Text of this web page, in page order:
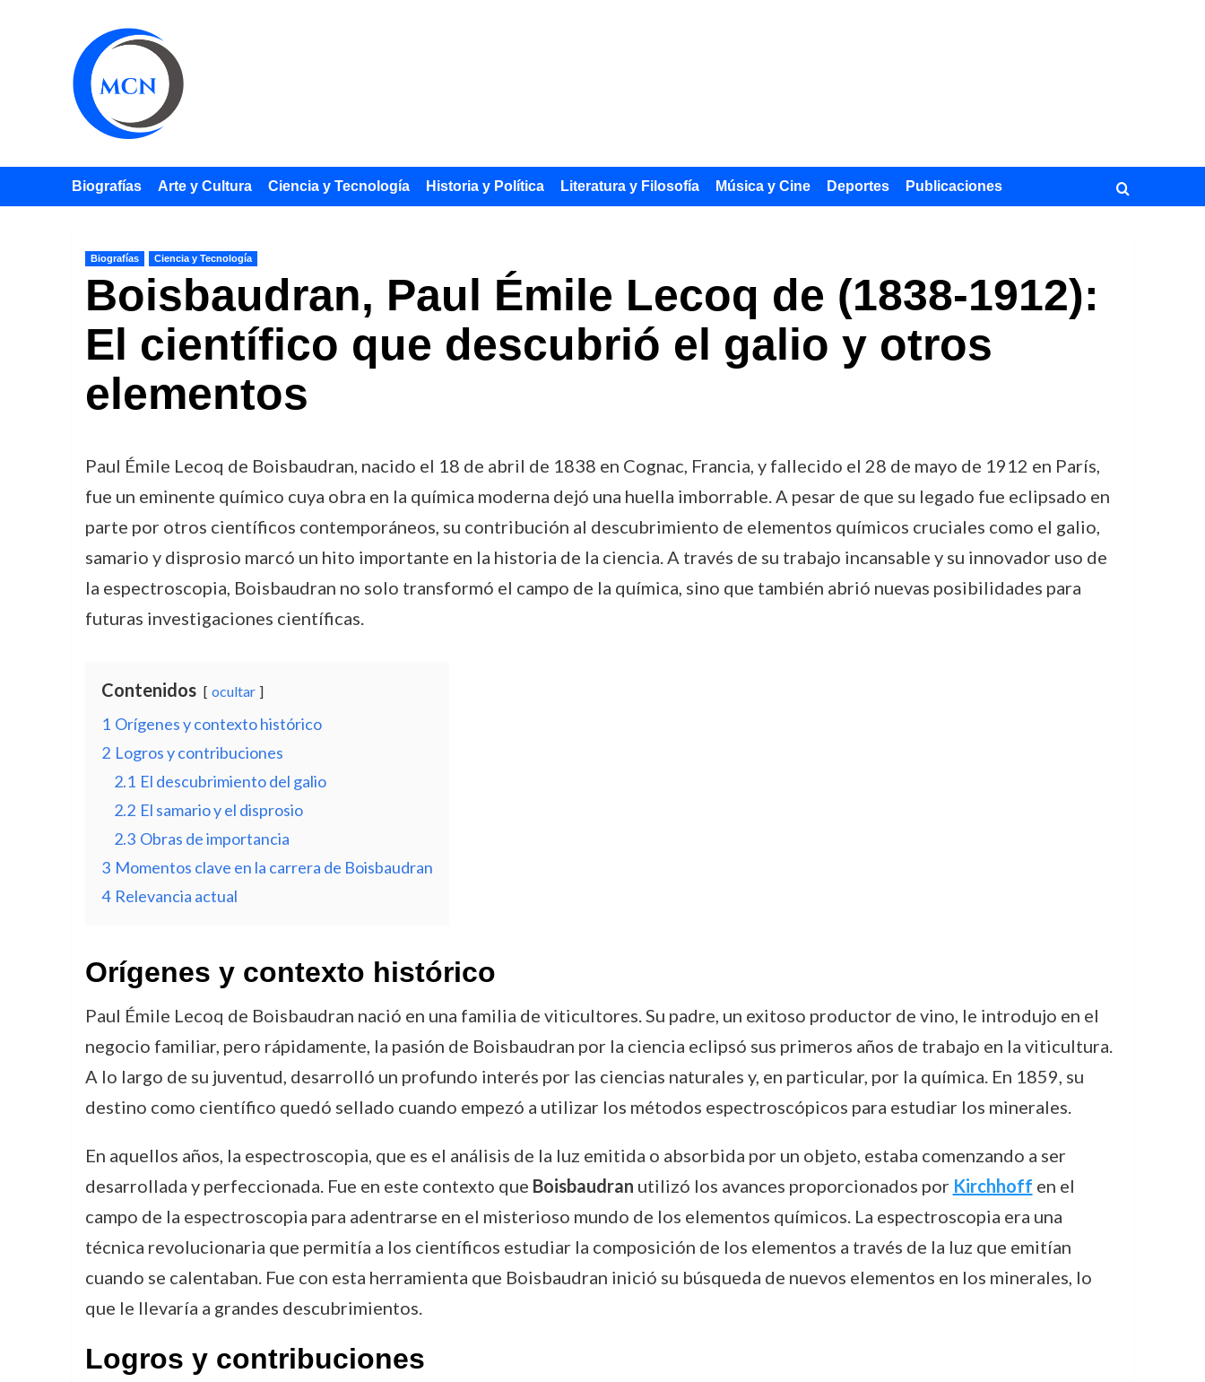
Biografías Arte y Cultura Ciencia y Tecnología Historia y Política Literatura y Filosofía Música y Cine Deportes Publicaciones
Biografías Ciencia y Tecnología
Boisbaudran, Paul Émile Lecoq de (1838-1912):
El científico que descubrió el galio y otros
elementos
Paul Émile Lecoq de Boisbaudran, nacido el 18 de abril de 1838 en Cognac, Francia, y fallecido el 28 de mayo de 1912 en París,
fue un eminente químico cuya obra en la química moderna dejó una huella imborrable. A pesar de que su legado fue eclipsado en
parte por otros científicos contemporáneos, su contribución al descubrimiento de elementos químicos cruciales como el galio,
samario y disprosio marcó un hito importante en la historia de la ciencia. A través de su trabajo incansable y su innovador uso de
la espectroscopia, Boisbaudran no solo transformó el campo de la química, sino que también abrió nuevas posibilidades para
futuras investigaciones científicas.
Contenidos ocultar
1 Orígenes y contexto histórico
2 Logros y contribuciones
2.1 El descubrimiento del galio
2.2 El samario y el disprosio
2.3 Obras de importancia
3 Momentos clave en la carrera de Boisbaudran
4 Relevancia actual
Orígenes y contexto histórico
Paul Émile Lecoq de Boisbaudran nació en una familia de viticultores. Su padre, un exitoso productor de vino, le introdujo en el
negocio familiar, pero rápidamente, la pasión de Boisbaudran por la ciencia eclipsó sus primeros años de trabajo en la viticultura.
A lo largo de su juventud, desarrolló un profundo interés por las ciencias naturales y, en particular, por la química. En 1859, su
destino como científico quedó sellado cuando empezó a utilizar los métodos espectroscópicos para estudiar los minerales.
En aquellos años, la espectroscopia, que es el análisis de la luz emitida o absorbida por un objeto, estaba comenzando a ser
desarrollada y perfeccionada. Fue en este contexto que Boisbaudran utilizó los avances proporcionados por Kirchhoff en el
campo de la espectroscopia para adentrarse en el misterioso mundo de los elementos químicos. La espectroscopia era una
técnica revolucionaria que permitía a los científicos estudiar la composición de los elementos a través de la luz que emitían
cuando se calentaban. Fue con esta herramienta que Boisbaudran inició su búsqueda de nuevos elementos en los minerales, lo
que le llevaría a grandes descubrimientos.
Logros y contribuciones